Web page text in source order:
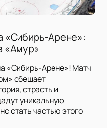
«Сибирь-Арене»:
«Амур»
«Сибирь-Арене»! Матч
обещает
страсть и
уникальную
стать частью этого